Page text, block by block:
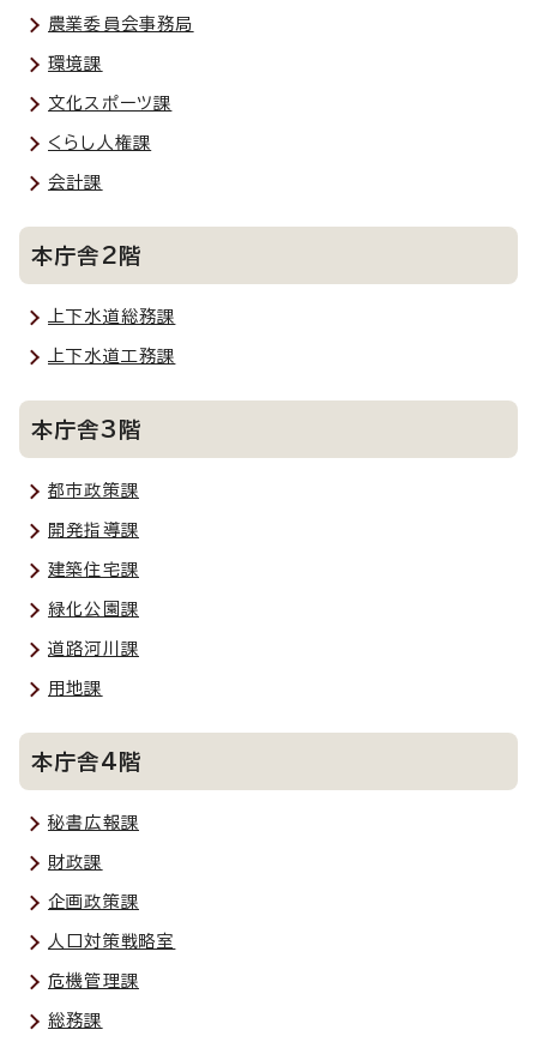
農業委員会事務局
環境課
文化スポーツ課
くらし人権課
会計課
本庁舎2階
上下水道総務課
上下水道工務課
本庁舎3階
都市政策課
開発指導課
建築住宅課
緑化公園課
道路河川課
用地課
本庁舎4階
秘書広報課
財政課
企画政策課
人口対策戦略室
危機管理課
総務課